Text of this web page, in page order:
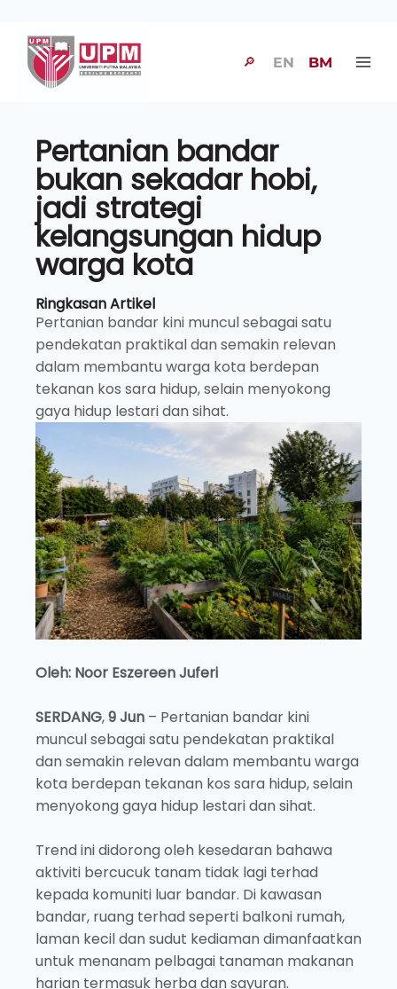
🔎 EN BM
Pertanian bandar
bukan sekadar hobi,
jadi strategi
kelangsungan hidup
warga kota
Ringkasan Artikel
Pertanian bandar kini muncul sebagai satu
pendekatan praktikal dan semakin relevan
dalam membantu warga kota berdepan
tekanan kos sara hidup, selain menyokong
gaya hidup lestari dan sihat.
Oleh: Noor Eszereen Juferi
SERDANG,9 Jun – Pertanian bandar kini
muncul sebagai satu pendekatan praktikal
dan semakin relevan dalam membantu warga
kota berdepan tekanan kos sara hidup, selain
menyokong gaya hidup lestari dan sihat.
Trend ini didorong oleh kesedaran bahawa
aktiviti bercucuk tanam tidak lagi terhad
kepada komuniti luar bandar. Di kawasan
bandar, ruang terhad seperti balkoni rumah,
laman kecil dan sudut kediaman dimanfaatkan
untuk menanam pelbagai tanaman makanan
harian termasuk herba dan sayuran.